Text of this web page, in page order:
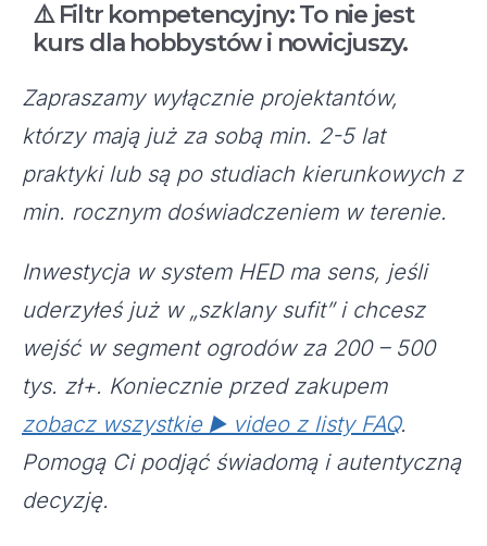
⚠️ Filtr kompetencyjny: To nie jest
kurs dla hobbystów i nowicjuszy.
Zapraszamy wyłącznie projektantów,
którzy mają już za sobą min. 2-5 lat
praktyki lub są po studiach kierunkowych z
min. rocznym doświadczeniem w terenie.
Inwestycja w system HED ma sens, jeśli
uderzyłeś już w „szklany sufit” i chcesz
wejść w segment ogrodów za 200 – 500
tys. zł+. Koniecznie przed zakupem
zobacz wszystkie ▶️ video z listy FAQ.
Pomogą Ci podjąć świadomą i autentyczną
decyzję.